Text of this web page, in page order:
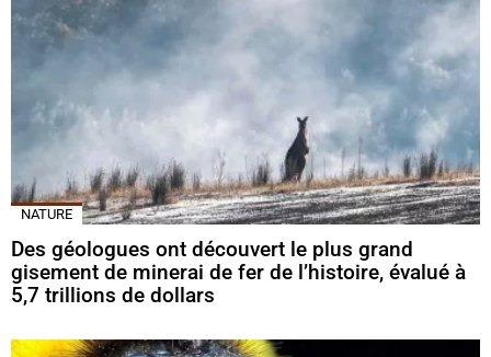
NATURE
Des géologues ont découvert le plus grand
gisement de minerai de fer de l’histoire, évalué à
5,7 trillions de dollars